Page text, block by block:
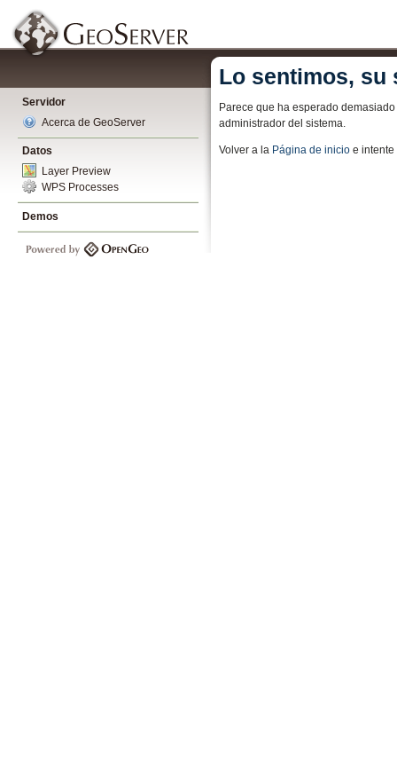
Servidor
Acerca de GeoServer
Datos
Layer Preview
WPS Processes
Demos
Lo sentimos, su
Parece que ha esperado
administrador del sistema.
Volver a la Página de inicio e intente